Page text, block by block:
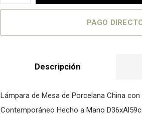
PAGO
Descripción
Lámpara de Mesa de Porcelana China con
Contemporáneo Hecho a Mano